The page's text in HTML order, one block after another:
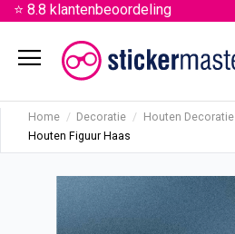
⭐ 8.8 klantenbeoordeling
menu
Home Decoratie Houten Decoratie
Houten Figuur Haas